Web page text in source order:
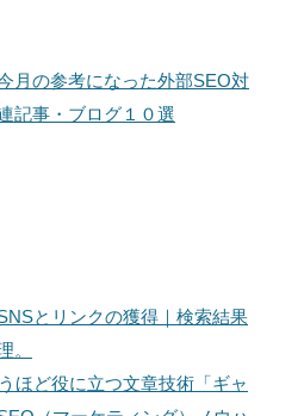
月の参考になった外部SEO対
記事・ブログ１０選
とリンクの獲得｜検索結果
。